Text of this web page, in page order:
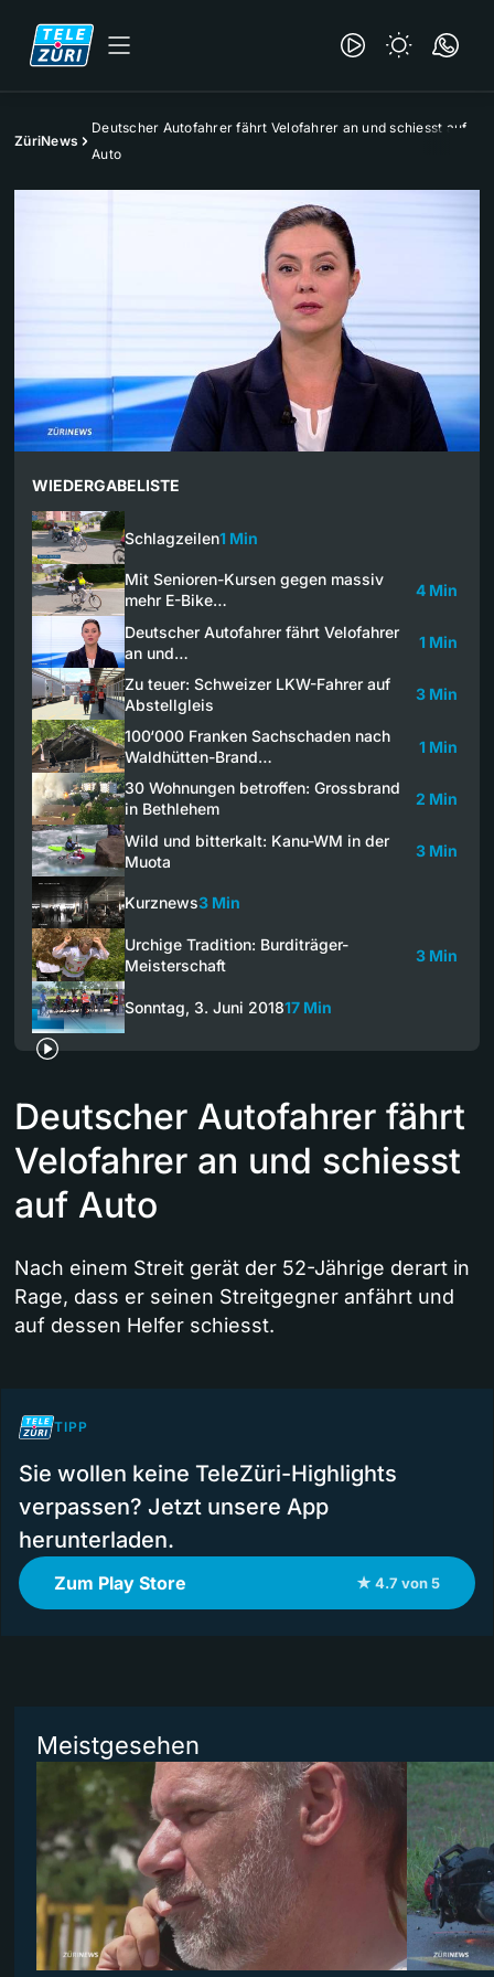
ZüriNews
Deutscher Autofahrer fährt Velofahrer an und schiesst auf
Auto
WIEDERGABELISTE
Schlagzeilen1 Min
Mit Senioren-Kursen gegen massiv
mehr E-Bike…
4 Min
Deutscher Autofahrer fährt Velofahrer
an und…
1 Min
Zu teuer: Schweizer LKW-Fahrer auf
Abstellgleis
3 Min
100‘000 Franken Sachschaden nach
Waldhütten-Brand…
1 Min
30 Wohnungen betroffen: Grossbrand
in Bethlehem
2 Min
Wild und bitterkalt: Kanu-WM in der
Muota
3 Min
Kurznews3 Min
Urchige Tradition: Burditräger-
Meisterschaft
3 Min
Sonntag, 3. Juni 201817 Min
Deutscher Autofahrer fährt
Velofahrer an und schiesst
auf Auto
Nach einem Streit gerät der 52-Jährige derart in
Rage, dass er seinen Streitgegner anfährt und
auf dessen Helfer schiesst.
TIPP
Sie wollen keine TeleZüri-Highlights
verpassen? Jetzt unsere App
herunterladen.
Zum Play Store ★ 4.7 von 5
Meistgesehen